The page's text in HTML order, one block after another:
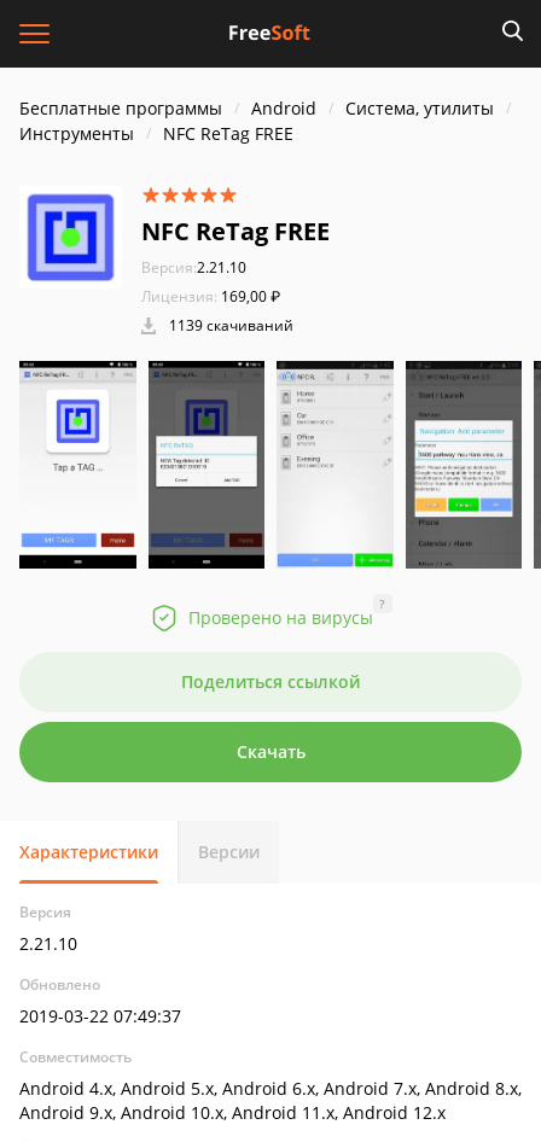
Бесплатные программы Android
Система, утилиты
Инструменты
NFC ReTag FREE
NFC ReTag FREE
Версия:2.21.10
Лицензия: 169,00 ₽
1139 скачиваний
Проверено на вирусы
?
Поделиться ссылкой
Скачать
Характеристики Версии
Версия
2.21.10
Обновлено
2019-03-22 07:49:37
Совместимость
Android 4.x, Android 5.x, Android 6.x, Android 7.x, Android 8.x,
Android 9.x, Android 10.x, Android 11.x, Android 12.x